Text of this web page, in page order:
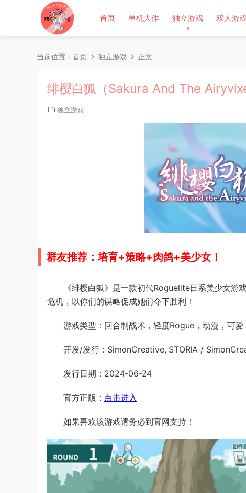
首页 单机大作 独立游戏 双人游
当前位置： 首页 独立游戏 正文
绯樱白狐（Sakura And The
独立游戏
群友推荐：培育+策略+肉鸽+美少女！
《绯樱白狐》是一款初代Roguelite日系美少女
危机，以你们的谋略促成她们夺下胜利！
游戏类型：回合制战术，轻度Rogue，动漫，可
开发/发行：SimonCreative, STORIA /
发行日期：2024-06-24
官方正版： 点击进入
如果喜欢该游戏请务必到官网支持！